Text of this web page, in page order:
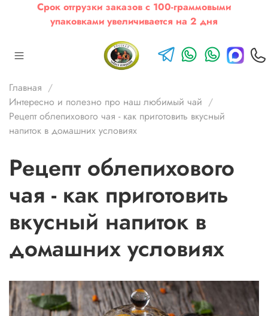
Срок отгрузки заказов с 100-граммовыми
упаковками увеличивается на 2 дня
Главная
Интересно и полезно про наш любимый чай
Рецепт облепихового чая - как приготовить вкусный
напиток в домашних условиях
Рецепт облепихового
чая - как приготовить
вкусный напиток в
домашних условиях